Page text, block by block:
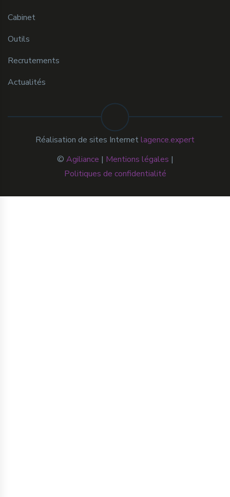
Cabinet
Outils
Recrutements
Actualités
© Agiliance | Mentions légales |
Politiques de confidentialité
Réalisation de sites Internetlagence.expert